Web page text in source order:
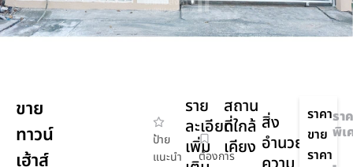
ขาย
ทาวน์
เฮ้าส์
ป้าย
แนะนำ
ต้องการ
ราย
ละเอียด
เพิ่ม
สถาน
ที่ใกล้
เคียง
สิ่ง
อำนวย
ราคา
ขาย
รา
พิเ
ราคา